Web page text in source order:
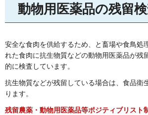
動物用医薬品の残留
安全な食肉を供給するため、と畜場や食鳥処
れた食肉に抗生物質などの動物用医薬品が残
的に検査しています。
抗生物質などが残留している場合は、食品衛
ります。
残留農薬・動物用医薬品等ポジティブリスト